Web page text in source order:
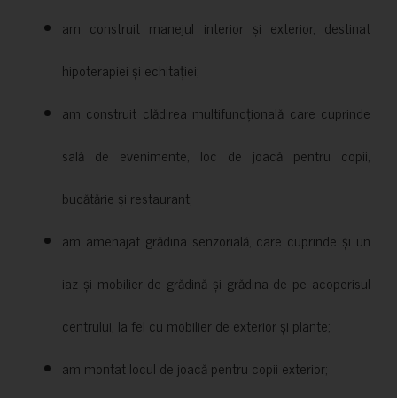
am construit manejul interior și exterior, destinat
hipoterapiei și echitației;
am construit clădirea multifuncțională care cuprinde
sală de evenimente, loc de joacă pentru copii,
bucătărie și restaurant;
am amenajat grădina senzorială, care cuprinde și un
iaz și mobilier de grădină și grădina de pe acoperisul
centrului, la fel cu mobilier de exterior și plante;
am montat locul de joacă pentru copii exterior;